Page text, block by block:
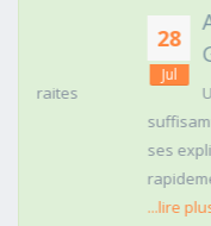
Avis
Un
suffisamment
ses explications
rapidement..Une